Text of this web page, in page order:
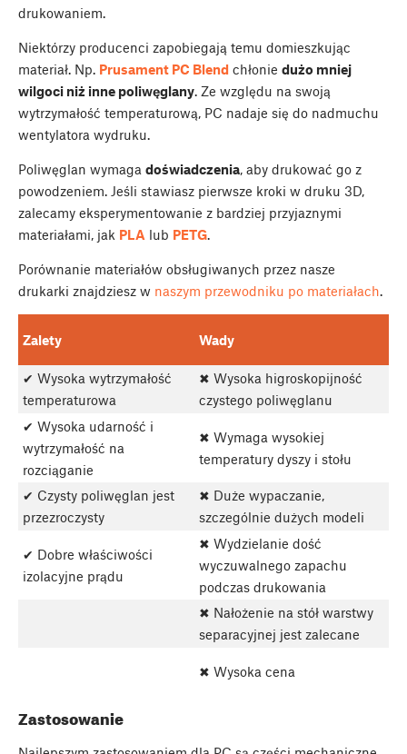
drukowaniem.
Niektórzy producenci zapobiegają temu domieszkując
materiał. Np. Prusament PC Blend chłonie dużo mniej
wilgoci niż inne poliwęglany. Ze względu na swoją
wytrzymałość temperaturową, PC nadaje się do nadmuchu
wentylatora wydruku.
Poliwęglan wymaga doświadczenia, aby drukować go z
powodzeniem. Jeśli stawiasz pierwsze kroki w druku 3D,
zalecamy eksperymentowanie z bardziej przyjaznymi
materiałami, jak PLA lub PETG.
Porównanie materiałów obsługiwanych przez nasze
drukarki znajdziesz w naszym przewodniku po materiałach.
Zalety Wady
✔ Wysoka wytrzymałość
temperaturowa
✖ Wysoka higroskopijność
czystego poliwęglanu
✔ Wysoka udarność i
wytrzymałość na
rozciąganie
✖ Wymaga wysokiej
temperatury dyszy i stołu
✔ Czysty poliwęglan jest
przezroczysty
✖ Duże wypaczanie,
szczególnie dużych modeli
✔ Dobre właściwości
izolacyjne prądu
✖ Wydzielanie dość
wyczuwalnego zapachu
podczas drukowania
✖ Nałożenie na stół warstwy
separacyjnej jest zalecane
✖ Wysoka cena
Zastosowanie